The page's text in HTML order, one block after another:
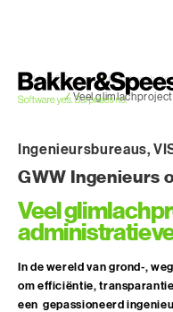
Bakker&Spees /
/ Veel
Ingenieursbureaus,
GWW Ingenieurs
Veel
In de wereld van grond-,
om efficiëntie,
een gepassioneerd